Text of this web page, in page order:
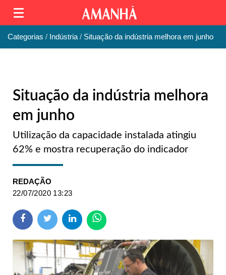
Categorias Indústria Situação da indústria melhora em junho
Situação da indústria melhora
em junho
Utilização da capacidade instalada atingiu
62% e mostra recuperação do indicador
REDAÇÃO
22/07/2020 13:23